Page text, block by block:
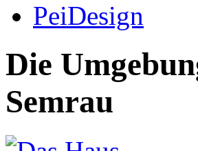
PeiDesign
Die
Semrau